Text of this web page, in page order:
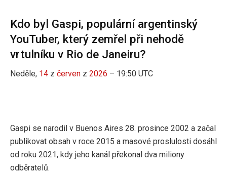
Kdo byl Gaspi, populární argentinský
YouTuber, který zemřel při nehodě
vrtulníku v Rio de Janeiru?
Neděle, 14 z červen z 2026 – 19:50 UTC
Gaspi se narodil v Buenos Aires 28. prosince 2002 a začal
publikovat obsah v roce 2015 a masové proslulosti dosáhl
od roku 2021, kdy jeho kanál překonal dva miliony
odběratelů.